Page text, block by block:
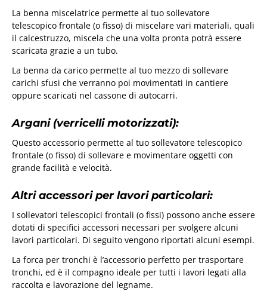
La benna miscelatrice permette al tuo sollevatore
telescopico frontale (o fisso) di miscelare vari materiali, quali
il calcestruzzo, miscela che una volta pronta potrà essere
scaricata grazie a un tubo.
La benna da carico permette al tuo mezzo di sollevare
carichi sfusi che verranno poi movimentati in cantiere
oppure scaricati nel cassone di autocarri.
Argani (verricelli motorizzati):
Questo accessorio permette al tuo sollevatore telescopico
frontale (o fisso) di sollevare e movimentare oggetti con
grande facilità e velocità.
Altri accessori per lavori particolari:
I sollevatori telescopici frontali (o fissi) possono anche essere
dotati di specifici accessori necessari per svolgere alcuni
lavori particolari. Di seguito vengono riportati alcuni esempi.
La forca per tronchi è l’accessorio perfetto per trasportare
tronchi, ed è il compagno ideale per tutti i lavori legati alla
raccolta e lavorazione del legname.